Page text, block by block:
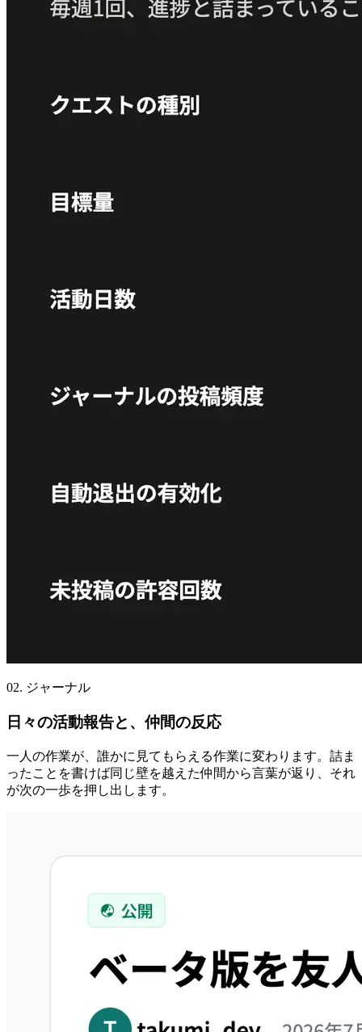
02. ジャーナル
日々の活動報告と、仲間の反応
一人の作業が、誰かに見てもらえる作業に変わります。詰ま
ったことを書けば同じ壁を越えた仲間から言葉が返り、それ
が次の一歩を押し出します。